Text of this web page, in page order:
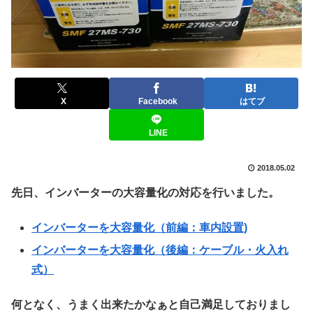
X Facebook はてブ
LINE
2018.05.02
先日、インバーターの大容量化の対応を行いました。
インバーターを大容量化（前編：車内設置)
インバーターを大容量化（後編：ケーブル・火入れ
式）
何となく、うまく出来たかなぁと自己満足しておりまし